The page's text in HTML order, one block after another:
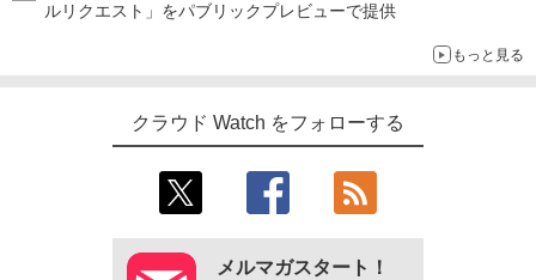
ルリクエスト」をパブリックプレビューで提供
もっと見る
クラウド Watch をフォローする
メルマガスタート！